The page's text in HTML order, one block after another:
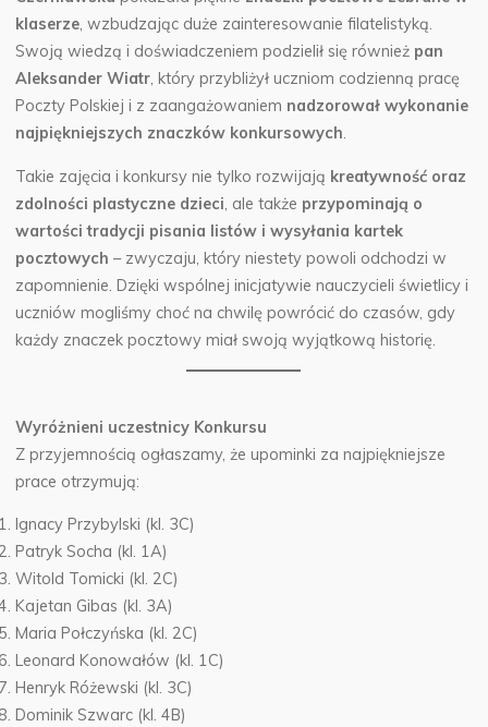
klaserze, wzbudzając duże zainteresowanie filatelistyką.
Swoją wiedzą i doświadczeniem podzielił się również pan
Aleksander Wiatr, który przybliżył uczniom codzienną pracę
Poczty Polskiej i z zaangażowaniem nadzorował wykonanie
najpiękniejszych znaczków konkursowych.
Takie zajęcia i konkursy nie tylko rozwijają kreatywność oraz
zdolności plastyczne dzieci, ale także przypominają o
wartości tradycji pisania listów i wysyłania kartek
pocztowych – zwyczaju, który niestety powoli odchodzi w
zapomnienie. Dzięki wspólnej inicjatywie nauczycieli świetlicy i
uczniów mogliśmy choć na chwilę powrócić do czasów, gdy
każdy znaczek pocztowy miał swoją wyjątkową historię.
Wyróżnieni uczestnicy Konkursu
Z przyjemnością ogłaszamy, że upominki za najpiękniejsze
prace otrzymują:
Ignacy Przybylski (kl. 3C)
Patryk Socha (kl. 1A)
Witold Tomicki (kl. 2C)
Kajetan Gibas (kl. 3A)
Maria Połczyńska (kl. 2C)
Leonard Konowałów (kl. 1C)
Henryk Różewski (kl. 3C)
Dominik Szwarc (kl. 4B)